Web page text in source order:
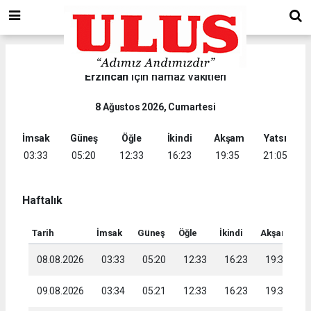
Erzincan için namaz vakitleri
8 Ağustos 2026, Cumartesi
İmsak
03:33
Güneş
05:20
Öğle
12:33
İkindi
16:23
Akşam
19:35
Yatsı
21:05
Haftalık
Tarih İmsak Güneş Öğle İkindi Akşam
08.08.2026 03:33 05:20 12:33 16:23 19:35
09.08.2026 03:34 05:21 12:33 16:23 19:33